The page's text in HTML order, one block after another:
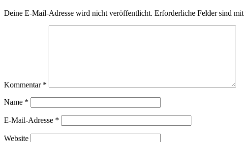
Deine E-Mail-Adresse wird nicht veröffentlicht. Erforderliche Felder sind mit
Kommentar *
Name *
E-Mail-Adresse *
Website